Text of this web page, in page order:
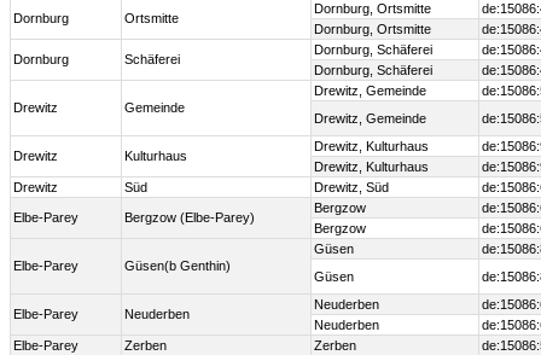
Dornburg Ortsmitte
Dornburg, Ortsmitte
Dornburg, Ortsmitte
Dornburg Schäferei
Dornburg, Schäferei
Dornburg, Schäferei
Drewitz Gemeinde
Drewitz, Gemeinde
Drewitz, Gemeinde
Drewitz Kulturhaus
Drewitz, Kulturhaus
Drewitz, Kulturhaus
Drewitz
Süd Drewitz, Süd
Elbe-Parey Bergzow (Elbe-Parey)
Bergzow
Bergzow
Elbe-Parey Güsen(b Genthin)
Güsen
Güsen
Elbe-Parey Neuderben
Neuderben
Neuderben
Elbe-Parey
Zerben Zerben